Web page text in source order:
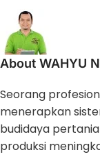
About WAHYU
Seorang
menerapkan
budidaya
produksi